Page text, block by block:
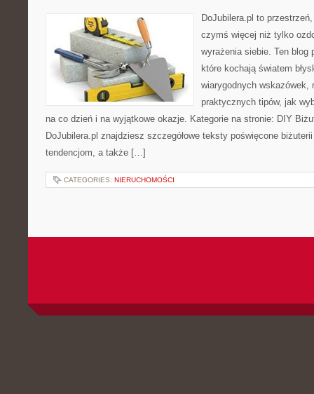
DoJubilera.pl to
czymś więcej niż tylko
wyrażenia siebie. Ten blog
które kochają światem
wiarygodnych wskazówek,
praktycznych tipów, jak
na co dzień i na wyjątkowe okazje. Kategorie na stronie: DIY
DoJubilera.pl znajdziesz szczegółowe teksty poświęcone
tendencjom, a także […]
CATEGORIES: NIERUCHOMOŚCI